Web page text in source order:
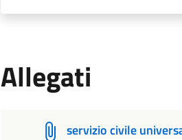
Allegati
servizio civile